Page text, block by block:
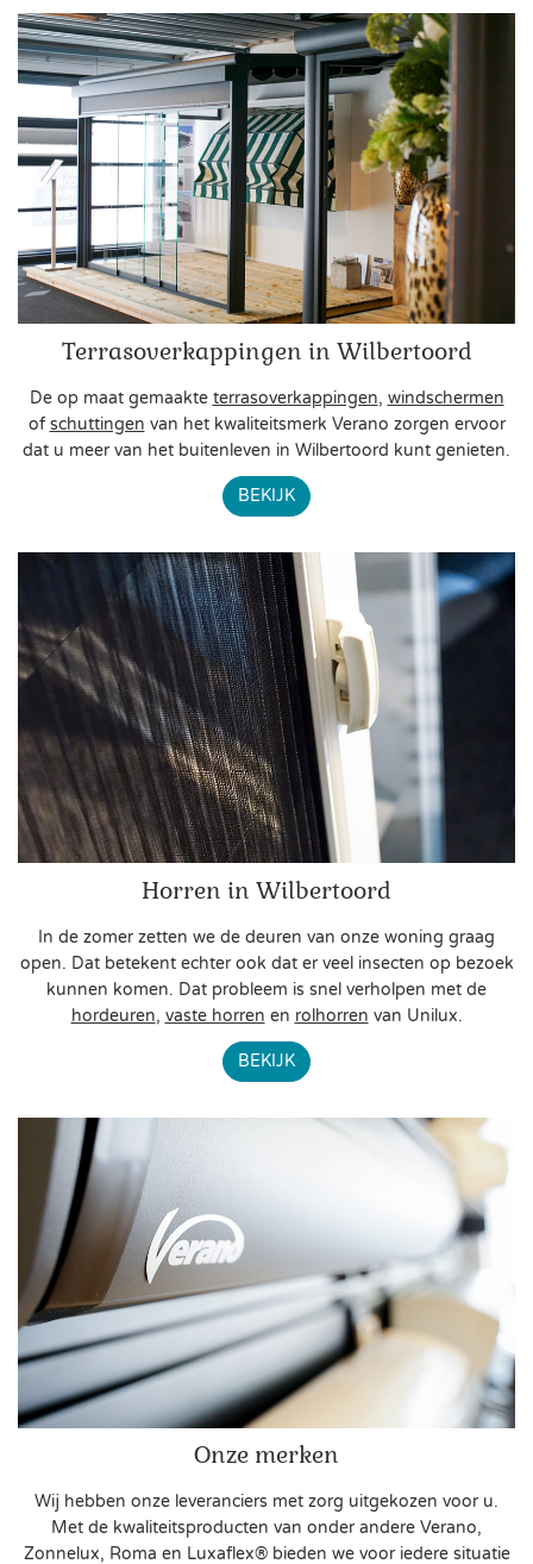
Terrasoverkappingen in Wilbertoord
De op maat gemaakte terrasoverkappingen, windschermen
ofschuttingen van het kwaliteitsmerk Verano zorgen ervoor
dat u meer van het buitenleven in Wilbertoord kunt genieten.
BEKIJK
Horren in Wilbertoord
In de zomer zetten we de deuren van onze woning graag
open. Dat betekent echter ook dat er veel insecten op bezoek
kunnen komen. Dat probleem is snel verholpen met de
hordeuren, vaste horren en rolhorren van Unilux.
BEKIJK
Onze merken
Wij hebben onze leveranciers met zorg uitgekozen voor u.
Met de kwaliteitsproducten van onder andere Verano,
Zonnelux, Roma en Luxaflex® bieden we voor iedere situatie